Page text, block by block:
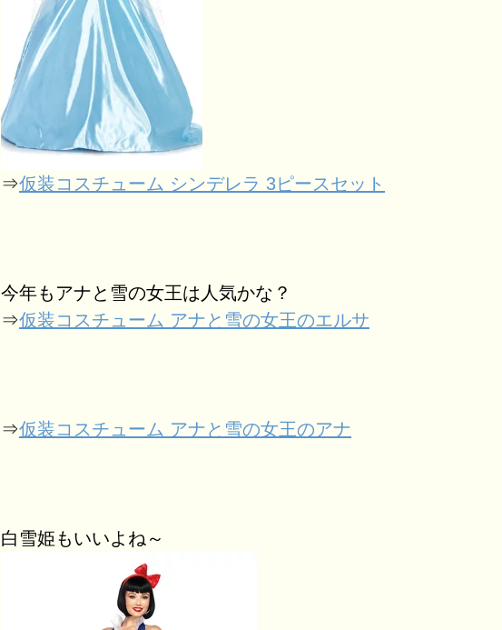
⇒仮装コスチューム シンデレラ 3ピースセット
今年もアナと雪の女王は人気かな？
⇒仮装コスチューム アナと雪の女王のエルサ
⇒仮装コスチューム アナと雪の女王のアナ
白雪姫もいいよね～